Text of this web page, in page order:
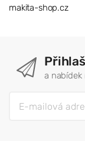
makita-shop.cz
a nabídek